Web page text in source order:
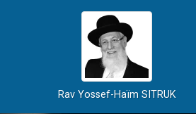
Rav Yossef-Haïm SITRUK